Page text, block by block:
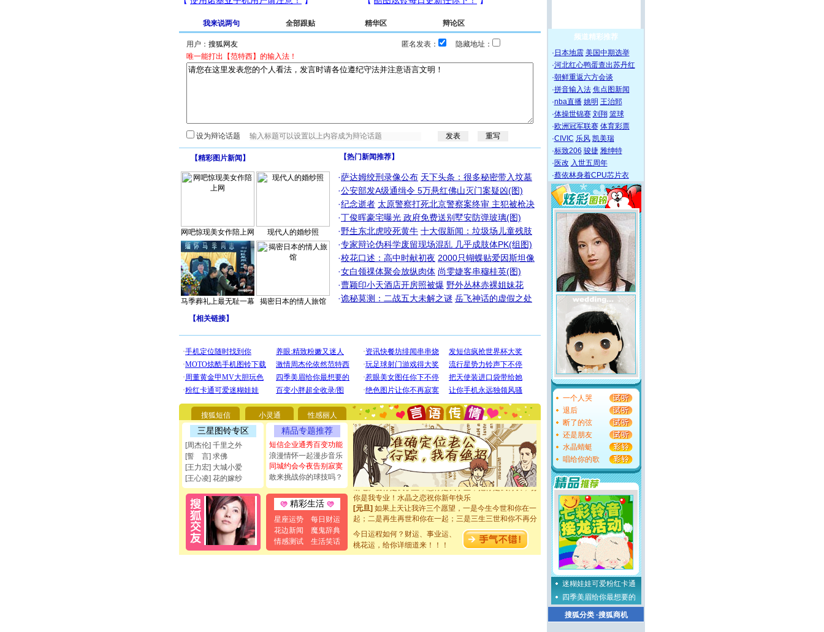
我来说两句 全部跟贴 精华区 辩论区
用户： 匿名发表：
隐藏地址：
唯一能打出【范特西】的输入法！
设为辩论话题
【精彩图片新闻 】
网吧惊现美女作陪上网 现代人的婚纱照
马季葬礼上最无耻一幕 揭密日本的情人旅馆
【热门新闻推荐】
·萨达姆绞刑录像公布 天下头条：很多秘密带入坟墓
·公安部发A级通缉令 5万悬红佛山灭门案疑凶(图)
·纪念逝者 太原警察打死北京警察案终审 主犯被枪决
·丁俊晖豪宅曝光 政府免费送别墅安防弹玻璃(图)
·野生东北虎咬死黄牛 十大假新闻：垃圾场儿童残肢
·专家辩论伪科学废留现场混乱 几乎成肢体PK(组图)
·校花口述：高中时献初夜 2000只蝴蝶贴爱因斯坦像
·女白领祼体聚会放纵肉体 尚雯婕客串穆桂英(图)
·曹颖印小天酒店开房照被爆 野外丛林赤裸姐妹花
·诡秘莫测：二战五大未解之谜 岳飞神话的虚假之处
【相关链接】
搜狐短信 小灵通 性感丽人
三星图铃专区
[周杰伦] 千里之外
[誓 言] 求佛
[王力宏] 大城小爱
[王心凌] 花的嫁纱
精品专题推荐
短信企业通秀百变功能
浪漫情怀一起漫步音乐
同城约会今夜告别寂寞
敢来挑战你的球技吗？
精彩生活
星座运势
每日财运
花边新闻
魔鬼辞典
情感测试
生活笑话
[圣诞节]圣诞节到了，想想没什么送给你的，又不打算给
要平安！千万要知足！千万不要忘记我！
[圣诞节]不只这样的日子才会想起你,而是这样的日子才
能正大光明地骚扰你,告诉你,圣诞要快乐!新年要快乐!天天
都要快乐噢!
[圣诞节]奉上一颗祝福的心,在这个特别的日子里,愿幸福,
如意,快乐,鲜花,一切美好的祝愿与你同在.圣诞快乐!
[元旦]看到你我会触电；看不到你我要充电；没有你我会
断电。爱你是我职业，想你是我事业，抱你是我特长，吻
你是我专业！水晶之恋祝你新年快乐
[元旦]如果上天让我许三个愿望，一是今生今世和你在一
起；二是再生再世和你在一起；三是三生三世和你不再分
离。水晶之恋祝你新年快乐
[元旦]当我狠下心扭头离去那一刻，你在我身后无助地哭
泣，这痛楚让我明白我多么爱你。我转身抱住你：这猪不
卖了。水晶之恋祝你新年快乐。
今日运程如何？财运、事业运、
桃花运，给你详细道来！！！
频道精彩推荐
· 日本地震 美国中期选举
·河北红心鸭蛋查出苏丹红
·朝鲜重返六方会谈
·拼音输入法 焦点图新闻
·nba直播 姚明 王治郅
·体操世锦赛 刘翔 篮球
·欧洲冠军联赛 体育彩票
·CIVIC 乐风 凯美瑞
·标致206 骏捷 雅绅特
· 医改 入世五周年
·蔡依林身着CPU芯片衣
一个人哭
退后
断了的弦
还是朋友
水晶蜻蜓
唱给你的歌
迷糊娃娃可爱粉红卡通
四季美眉给你最想要的
搜狐分类·搜狐商机